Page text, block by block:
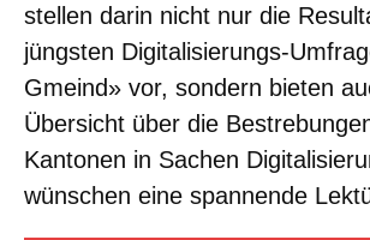
stellen darin nicht nur die
jüngsten Digitalisierungs-
Gmeind» vor, sondern bieten
Übersicht über die
Kantonen in Sachen
wünschen eine spannende